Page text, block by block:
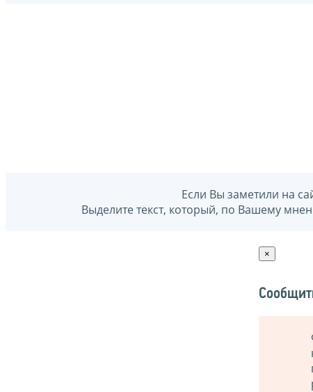
Если Вы заметили на
Выделите текст, который, по Вашему
×